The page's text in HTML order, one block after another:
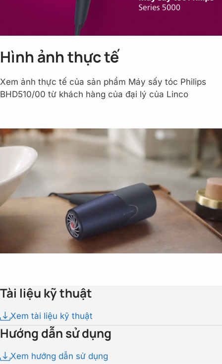
Hình ảnh thực tế
Xem ảnh thực tế của sản phẩm Máy sấy tóc Philips
BHD510/00 từ khách hàng của đại lý của Linco
Tài liệu kỹ thuật
Xem tài liệu kỹ thuật
Hướng dẫn sử dụng
Xem hướng dẫn sử dụng